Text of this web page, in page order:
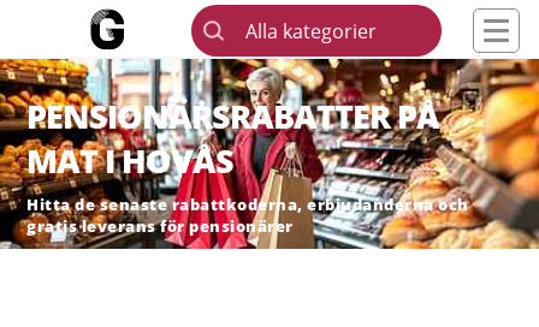
Alla kategorier
PENSIONÄRSRABATTER PÅ
MAT I HOVÅS
Hitta de senaste rabattkoderna, erbjudanderna och
gratis leverans för pensionärer